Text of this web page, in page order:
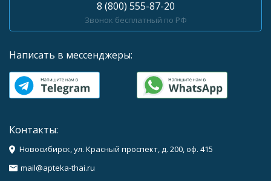
8 (800) 555-87-20
Звонок бесплатный по РФ
Написать в мессенджеры:
Контакты:
Новосибирск, ул. Красный проспект, д. 200, оф. 415
mail@apteka-thai.ru